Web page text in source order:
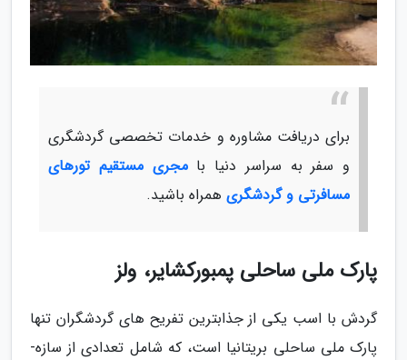
برای دریافت مشاوره و خدمات تخصصی گردشگری
و سفر به سراسر دنیا بامجری مستقیم تورهای
مسافرتی و گردشگری همراه باشید.
پارک ملی ساحلی پمبورکشایر، ولز
گردش با اسب یکی از جذاب­ترین تفریح­ های گردشگران تنها
پارک ملی ساحلی بریتانیا است، که شامل تعدادی از سازه­